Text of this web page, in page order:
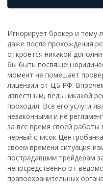
Игнорирует брокер и тему
даже после прохождения
откроется никакой
бы быть посвящен
момент не помешает
лицензии от ЦБ РФ.
известным, ведь никакой
проходил. Все его услуги
незаконными и не
за все время своей работы
черный список
своем времени ситуация
пострадавшим трейдерам
непосредственно от
правоохранительных